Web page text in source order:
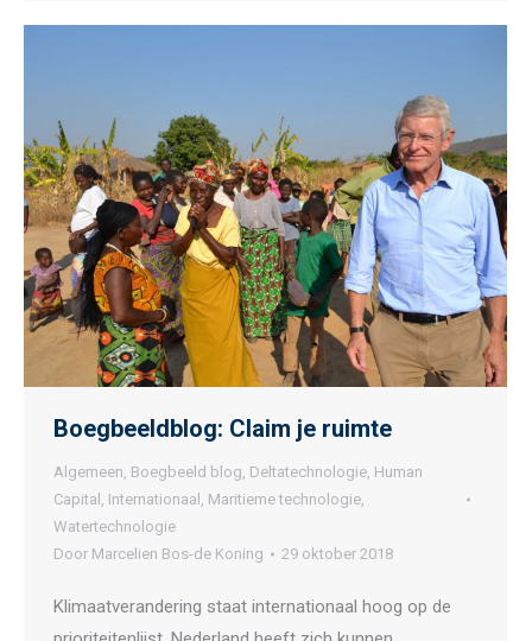
Boegbeeldblog: Claim je ruimte
Algemeen, Boegbeeld blog, Deltatechnologie, Human
Capital , Internationaal , Maritieme technologie,
Watertechnologie
Door Marcelien Bos-de Koning 29 oktober 2018
Klimaatverandering staat internationaal hoog op de